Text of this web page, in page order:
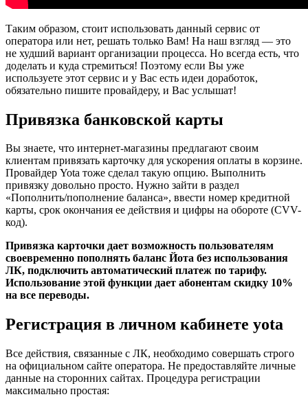
Таким образом, стоит использовать данный сервис от
оператора или нет, решать только Вам! На наш взгляд — это
не худший вариант организации процесса. Но всегда есть, что
доделать и куда стремиться! Поэтому если Вы уже
используете этот сервис и у Вас есть идеи доработок,
обязательно пишите провайдеру, и Вас услышат!
Привязка банковской карты
Вы знаете, что интернет-магазины предлагают своим
клиентам привязать карточку для ускорения оплаты в корзине.
Провайдер Yota тоже сделал такую опцию. Выполнить
привязку довольно просто. Нужно зайти в раздел
«Пополнить/пополнение баланса», ввести номер кредитной
карты, срок окончания ее действия и цифры на обороте (CVV-
код).
Привязка карточки дает возможность пользователям
своевременно пополнять баланс Йота без использования
ЛК, подключить автоматический платеж по тарифу.
Использование этой функции дает абонентам скидку 10%
на все переводы.
Регистрация в личном кабинете yota
Все действия, связанные с ЛК, необходимо совершать строго
на официальном сайте оператора. Не предоставляйте личные
данные на сторонних сайтах. Процедура регистрации
максимально простая: